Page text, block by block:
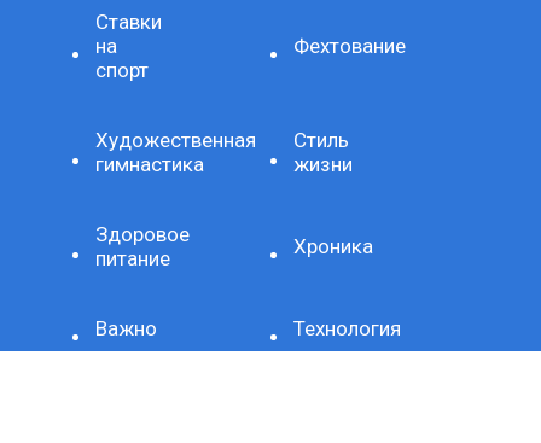
Ставки
на
спорт
Фехтование
Художественная
гимнастика
Стиль
жизни
Здоровое
питание
Хроника
Важно Технология